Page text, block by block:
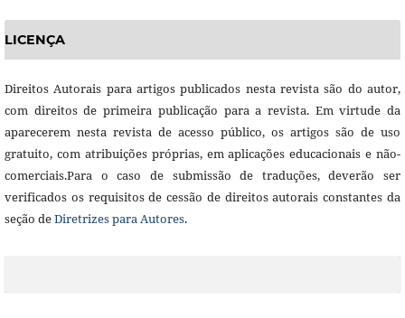
LICENÇA
Direitos Autorais para artigos publicados nesta revista são do autor,
com direitos de primeira publicação para a revista. Em virtude da
aparecerem nesta revista de acesso público, os artigos são de uso
gratuito, com atribuições próprias, em aplicações educacionais e não-
comerciais.Para o caso de submissão de traduções, deverão ser
verificados os requisitos de cessão de direitos autorais constantes da
seção deDiretrizes para Autores.